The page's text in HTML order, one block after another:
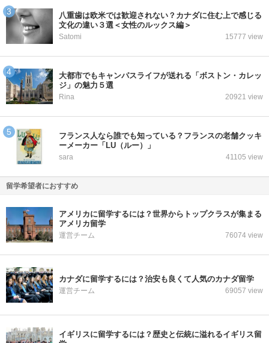
八重歯は欧米では歓迎されない？カナダに住む上で感じる
文化の違い３選＜女性のルックス編＞
Satomi 15777 view
大都市でもキャンパスライフが送れる「ボストン・カレッ
ジ」の魅力５選
Rina 20921 view
フランス人なら誰でも知っている？フランスの老舗クッキ
ーメーカー「LU（ルー）」
sara 41105 view
留学希望者におすすめ
アメリカに留学するには？世界からトップクラスが集まる
アメリカ留学
運営チーム 76074 view
カナダに留学するには？治安も良くて人気のカナダ留学
運営チーム 69057 view
イギリスに留学するには？歴史と伝統に溢れるイギリス留